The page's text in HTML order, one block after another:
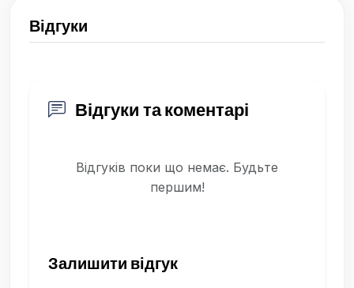
Відгуки
Відгуки та коментарі
Відгуків поки що немає. Будьте
першим!
Залишити відгук